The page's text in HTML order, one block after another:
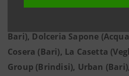
Management (Trani-BAT),
Bari), Dolceria Sapone
Cosera (Bari), La Casetta
Group (Brindisi), Urban